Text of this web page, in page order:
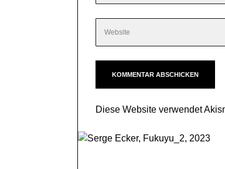
Diese Website verwendet